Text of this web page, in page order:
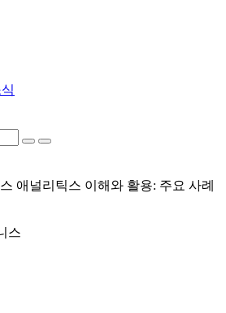
애널리틱스 이해와 활용: 주요 사례
스